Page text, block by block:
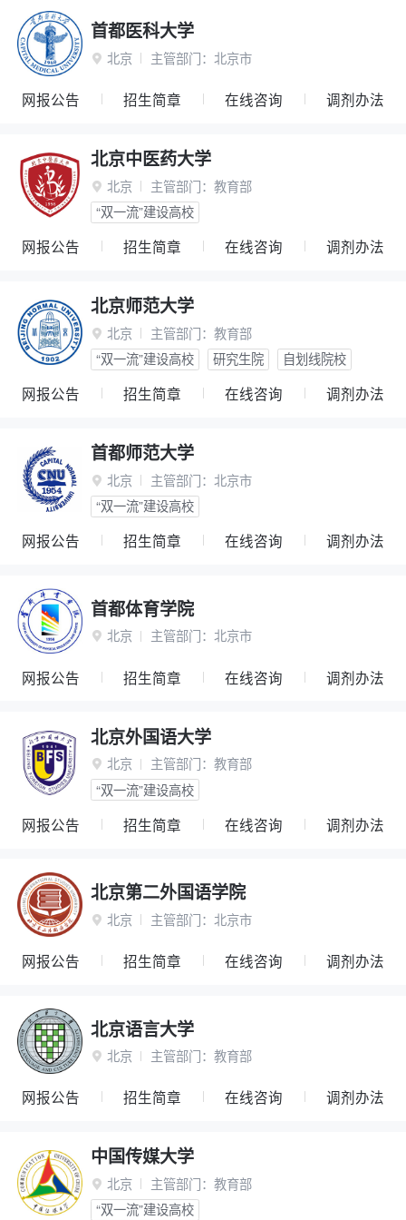
首都医科大学
 北京 主管部门： 北京市
网报公告 招生简章 在线咨询 调剂办法
北京中医药大学
 北京 主管部门： 教育部
“双一流”建设高校
网报公告 招生简章 在线咨询 调剂办法
北京师范大学
 北京 主管部门： 教育部
“双一流”建设高校
研究生院 自划线院校
网报公告 招生简章 在线咨询 调剂办法
首都师范大学
 北京 主管部门： 北京市
“双一流”建设高校
网报公告 招生简章 在线咨询 调剂办法
首都体育学院
 北京 主管部门： 北京市
网报公告 招生简章 在线咨询 调剂办法
北京外国语大学
 北京 主管部门： 教育部
“双一流”建设高校
网报公告 招生简章 在线咨询 调剂办法
北京第二外国语学院
 北京 主管部门： 北京市
网报公告 招生简章 在线咨询 调剂办法
北京语言大学
 北京 主管部门： 教育部
网报公告 招生简章 在线咨询 调剂办法
中国传媒大学
 北京 主管部门： 教育部
“双一流”建设高校